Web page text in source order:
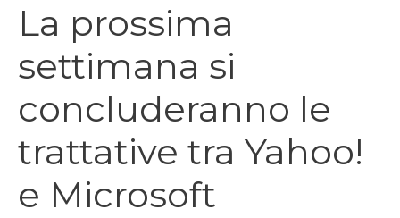
La prossima
settimana si
concluderanno le
trattative tra Yahoo!
e Microsoft